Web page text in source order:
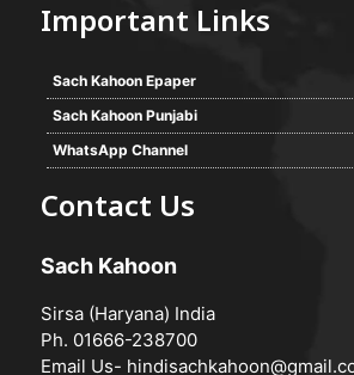
Important Links
Sach Kahoon Epaper
Sach Kahoon Punjabi
WhatsApp Channel
Contact Us
Sach Kahoon
Sirsa (Haryana) India
Ph. 01666-238700
Email Us-